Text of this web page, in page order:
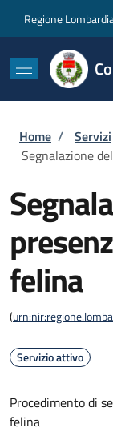
Regione
Briciole
Home / Servizi
Segnalazione
felina
(
Servizio attivo
Procedimento di
felina